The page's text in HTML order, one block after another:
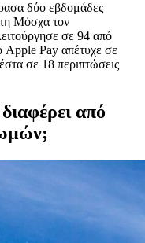
δύο εβδομάδες
Μόσχα τον
σε 94 από
Apple Pay απέτυχε σε
σε 18 περιπτώσεις
από